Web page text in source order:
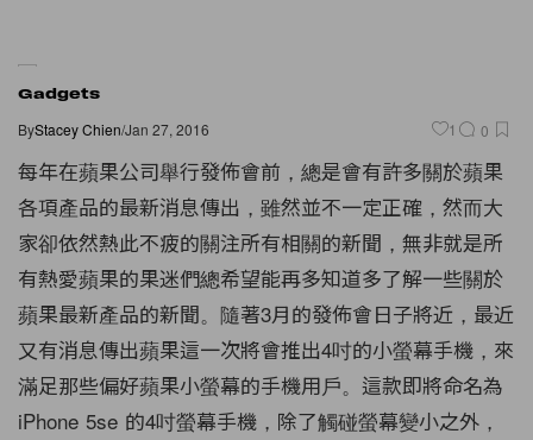
Gadgets
ByStacey Chien/Jan 27, 2016 1 0
每年在蘋果公司舉行發佈會前，總是會有許多關於蘋果
各項產品的最新消息傳出，雖然並不一定正確，然而大
家卻依然熱此不疲的關注所有相關的新聞，無非就是所
有熱愛蘋果的果迷們總希望能再多知道多了解一些關於
蘋果最新產品的新聞。隨著3月的發佈會日子將近，最近
又有消息傳出蘋果這一次將會推出4吋的小螢幕手機，來
滿足那些偏好蘋果小螢幕的手機用戶。這款即將命名為
iPhone 5se 的4吋螢幕手機，除了觸碰螢幕變小之外，